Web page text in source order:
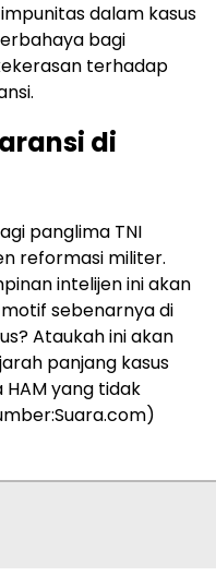
dalam kasus
bagi
terhadap
di
panglima TNI
reformasi militer.
intelijen ini akan
sebenarnya di
Ataukah ini akan
panjang kasus
yang tidak